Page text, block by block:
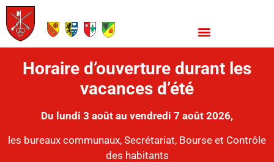
Horaire d’ouverture durant les
vacances d’été
Du lundi 3 août au vendredi 7 août 2026,
les bureaux communaux, Secrétariat, Bourse et Contrôle
des habitants